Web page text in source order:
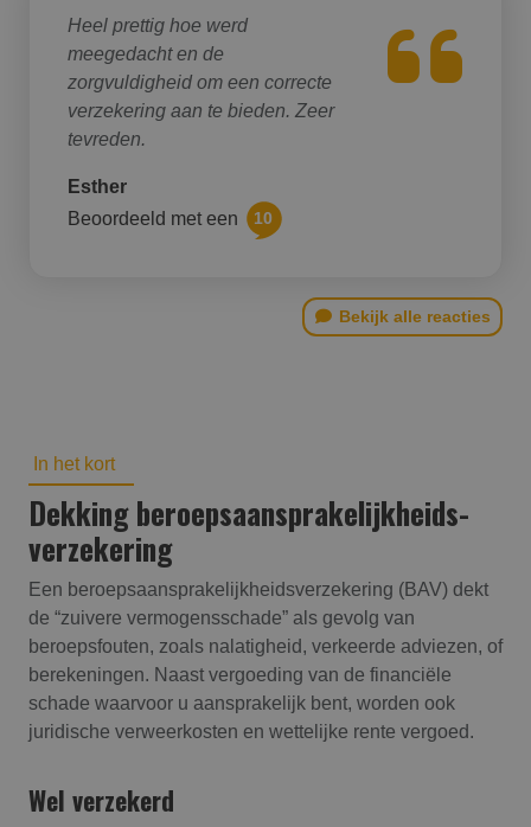
Heel prettig hoe werd
meegedacht en de
zorgvuldigheid om een correcte
verzekering aan te bieden. Zeer
tevreden.
Esther
Beoordeeld met een
10
Bekijk alle reacties
In het kort
Dekking beroepsaansprakelijk­heids­
verzekering
Een beroepsaansprakelijkheidsverzekering (BAV) dekt
de “zuivere vermogensschade” als gevolg van
beroepsfouten, zoals nalatigheid, verkeerde adviezen, of
berekeningen. Naast vergoeding van de financiële
schade waarvoor u aansprakelijk bent, worden ook
juridische verweerkosten en wettelijke rente vergoed.
Wel verzekerd